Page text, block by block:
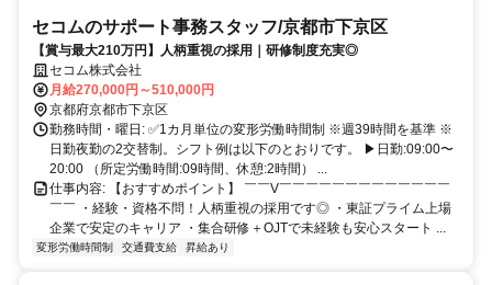
セコムのサポート事務スタッフ/京都市下京区
【賞与最大210万円】人柄重視の採用｜研修制度充実◎
セコム株式会社
月給270,000円～510,000円
京都府京都市下京区
勤務時間・曜日: ✅1カ月単位の変形労働時間制 ※週39時間を基準 ※
日勤夜勤の2交替制。シフト例は以下のとおりです。 ▶日勤:09:00〜
20:00 （所定労働時間:09時間、休憩:2時間） ...
仕事内容: 【おすすめポイント】 ￣￣V￣￣￣￣￣￣￣￣￣￣￣￣￣
￣￣ ・経験・資格不問！人柄重視の採用です◎ ・東証プライム上場
企業で安定のキャリア ・集合研修＋OJTで未経験も安心スタート ...
変形労働時間制 交通費支給 昇給あり